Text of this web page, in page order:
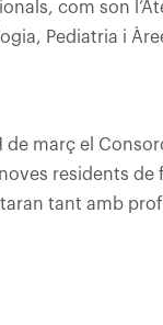
com son
Pediatria i
març el
residents de
tant amb